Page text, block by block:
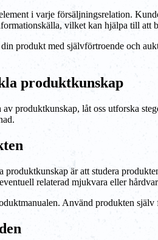
i varje försäljningsrelation.
vilket kan hjälpa till att
produkt med självförtroende och
produktkunskap
produktkunskap, låt oss utforska
produktkunskap är att studera
relaterad mjukvara eller
Använd produkten